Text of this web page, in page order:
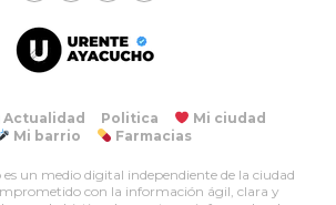
Actualidad Politica
Mi ciudad
Mi barrio
Farmacias
un medio digital independiente de la ciudad
con la información ágil, clara y